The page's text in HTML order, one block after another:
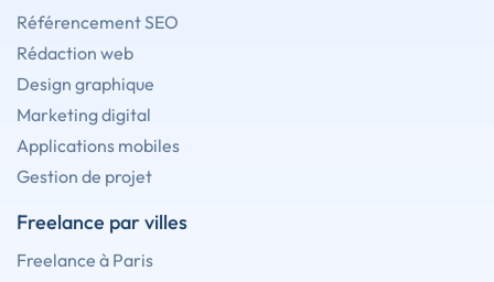
Référencement SEO
Rédaction web
Design graphique
Marketing digital
Applications mobiles
Gestion de projet
Freelance par villes
Freelance à Paris